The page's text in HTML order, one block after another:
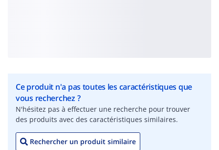
Ce produit n'a pas toutes les caractéristiques que
vous recherchez ?
N'hésitez pas à effectuer une recherche pour trouver
des produits avec des caractéristiques similaires.
Rechercher un produit similaire